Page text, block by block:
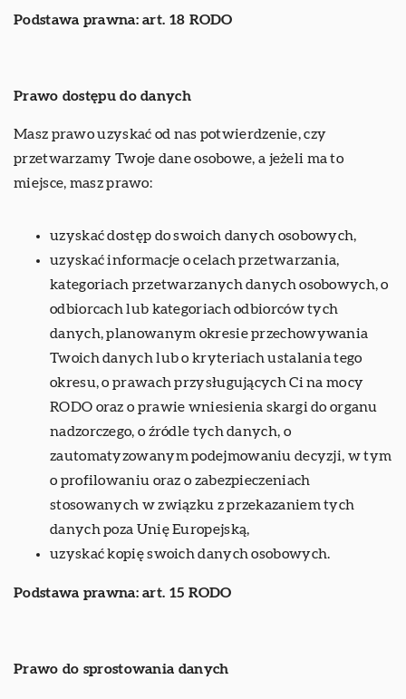
Podstawa prawna: art. 18 RODO
Prawo dostępu do danych
Masz prawo uzyskać od nas potwierdzenie, czy
przetwarzamy Twoje dane osobowe, a jeżeli ma to
miejsce, masz prawo:
uzyskać dostęp do swoich danych osobowych,
uzyskać informacje o celach przetwarzania,
kategoriach przetwarzanych danych osobowych, o
odbiorcach lub kategoriach odbiorców tych
danych, planowanym okresie przechowywania
Twoich danych lub o kryteriach ustalania tego
okresu, o prawach przysługujących Ci na mocy
RODO oraz o prawie wniesienia skargi do organu
nadzorczego, o źródle tych danych, o
zautomatyzowanym podejmowaniu decyzji, w tym
o profilowaniu oraz o zabezpieczeniach
stosowanych w związku z przekazaniem tych
danych poza Unię Europejską,
uzyskać kopię swoich danych osobowych.
Podstawa prawna: art. 15 RODO
Prawo do sprostowania danych